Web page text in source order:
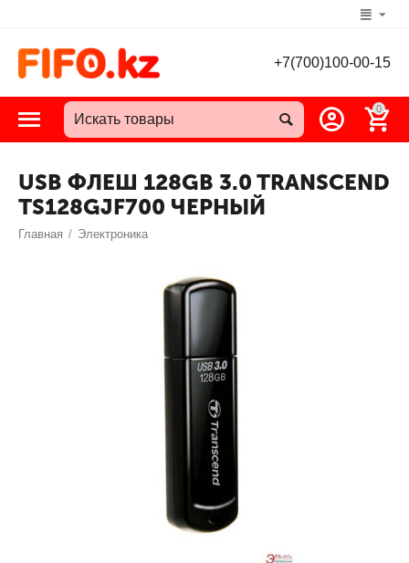
+7(700)100-00-15
0
USB ФЛЕШ 128GB 3.0 TRANSCEND
TS128GJF700 ЧЕРНЫЙ
Главная / Электроника